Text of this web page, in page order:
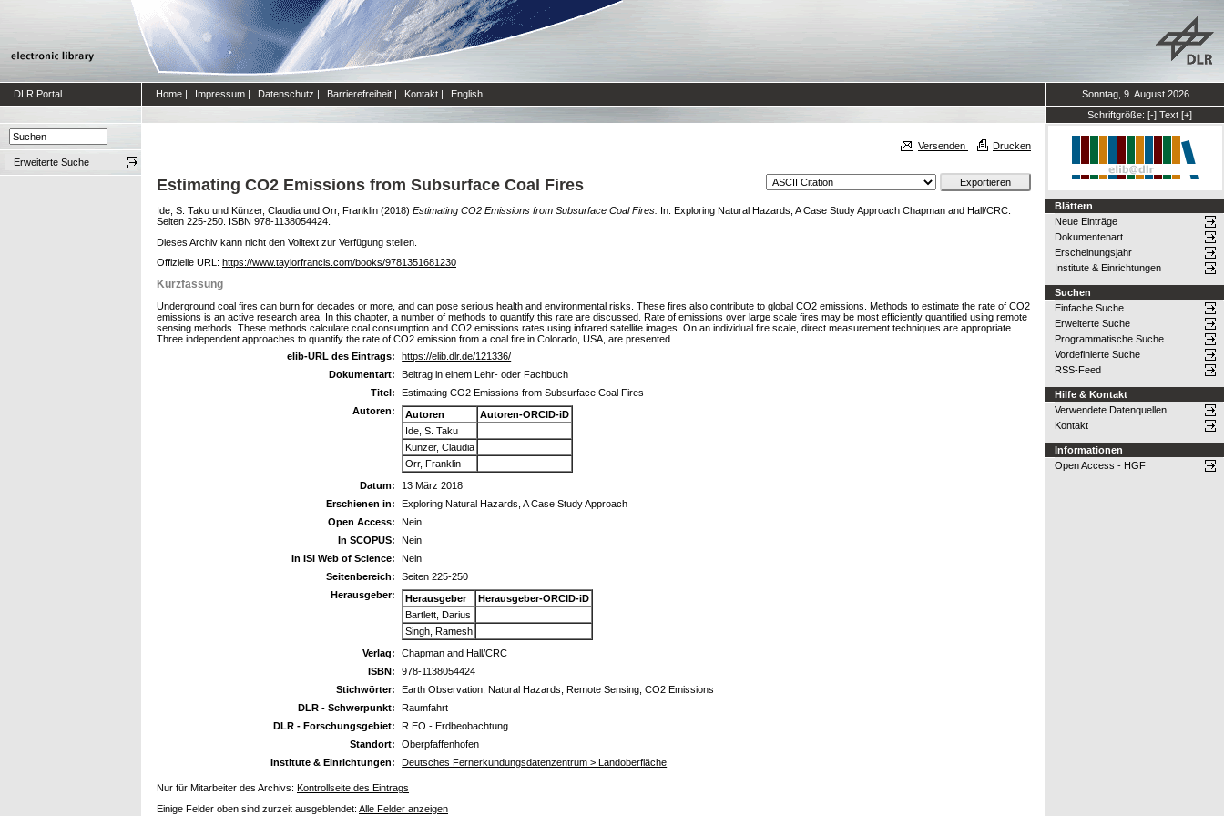
DLR Portal Home | Impressum | Datenschutz | Barrierefreiheit | Kontakt | English
Sonntag, 9. August 2026
Schriftgröße: [-] Text [+]
Erweiterte Suche
Versenden Drucken
Estimating CO2 Emissions from Subsurface Coal Fires
Ide, S. Taku und Künzer, Claudia und Orr, Franklin (2018) Estimating CO2 Emissions from Subsurface Coal Fires. In: Exploring Natural Hazards, A Case Study Approach Chapman and Hall/CRC.
Seiten 225-250. ISBN 978-1138054424.
Dieses Archiv kann nicht den Volltext zur Verfügung stellen.
Offizielle URL: https://www.taylorfrancis.com/books/9781351681230
Kurzfassung
Underground coal fires can burn for decades or more, and can pose serious health and environmental risks. These fires also contribute to global CO2 emissions. Methods to estimate the rate of CO2
emissions is an active research area. In this chapter, a number of methods to quantify this rate are discussed. Rate of emissions over large scale fires may be most efficiently quantified using remote
sensing methods. These methods calculate coal consumption and CO2 emissions rates using infrared satellite images. On an individual fire scale, direct measurement techniques are appropriate.
Three independent approaches to quantify the rate of CO2 emission from a coal fire in Colorado, USA, are presented.
elib-URL des Eintrags:
https://elib.dlr.de/121336/
Dokumentart:
Beitrag in einem Lehr- oder Fachbuch
Titel:
Estimating CO2 Emissions from Subsurface Coal Fires
Autoren:
Autoren
Autoren-ORCID-iD
Ide, S. Taku
Künzer, Claudia
Orr, Franklin
Datum:
13 März 2018
Erschienen in:
Exploring Natural Hazards, A Case Study Approach
Open Access:
Nein
In SCOPUS:
Nein
In ISI Web of Science:
Nein
Seitenbereich:
Seiten 225-250
Herausgeber:
Herausgeber
Herausgeber-ORCID-iD
Bartlett, Darius
Singh, Ramesh
Verlag:
Chapman and Hall/CRC
ISBN:
978-1138054424
Stichwörter:
Earth Observation, Natural Hazards, Remote Sensing, CO2 Emissions
DLR - Schwerpunkt:
Raumfahrt
DLR - Forschungsgebiet:
R EO - Erdbeobachtung
Standort:
Oberpfaffenhofen
Institute & Einrichtungen:
Deutsches Fernerkundungsdatenzentrum > Landoberfläche
Nur für Mitarbeiter des Archivs: Kontrollseite des Eintrags
Einige Felder oben sind zurzeit ausgeblendet: Alle Felder anzeigen
Blättern
Neue Einträge
Dokumentenart
Erscheinungsjahr
Institute & Einrichtungen
Suchen
Einfache Suche
Erweiterte Suche
Programmatische Suche
Vordefinierte Suche
RSS-Feed
Hilfe & Kontakt
Verwendete Datenquellen
Kontakt
Informationen
Open Access - HGF